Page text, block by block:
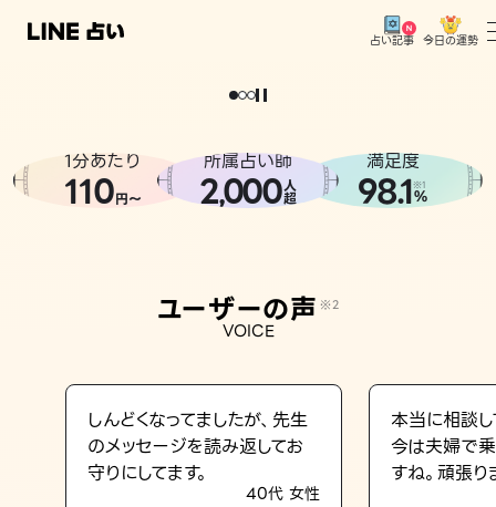
占い記事 今日の運勢
相談事例
どうせなら
。
1分あたり
110円〜
所属占い師
2,000人
超
満足度
98.1※1
%
ユーザーの声 ※2
VOICE
しんどくなってましたが、先生
のメッセージを読み返してお
守りにしてます。
40代 女性
本当に相談し
今は夫婦で
すね。頑張り